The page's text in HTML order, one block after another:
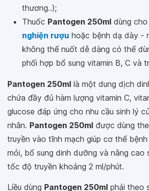
thương..);
Thuốc Pantogen 250ml dùng
nghiện rượu hoặc bệnh dạ dày -
không thể nuốt dễ dàng có thể
phối hợp bổ sung vitamin B, C và
Pantogen 250ml là một dung dịch
chứa đầy đủ hàm lượng vitamin C,
glucose đáp ứng cho nhu cầu sinh lý
nhân. Pantogen 250ml được dùng
truyền vào tĩnh mạch giúp cơ thể bệnh
mỏi, bổ sung dinh dưỡng và nâng cao
tốc độ truyền khoảng 2 ml/phút.
Liều dùng Pantogen 250ml phải theo